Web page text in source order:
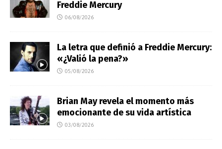
Freddie Mercury
06/08/2026
La letra que definió a Freddie Mercury:
«¿Valió la pena?»
05/08/2026
Brian May revela el momento más
emocionante de su vida artística
03/08/2026